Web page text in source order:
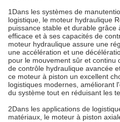
1Dans les systèmes de
logistique, le moteur hydraulique
puissance stable et durable
efficace et à ses capacités de
moteur hydraulique assure une
une accélération et une
pour le mouvement sûr et continu
de contrôle hydraulique avancée
ce moteur à piston un excellent
logistiques modernes, améliorant
du système tout en réduisant les
2Dans les applications de
matériaux, le moteur à piston